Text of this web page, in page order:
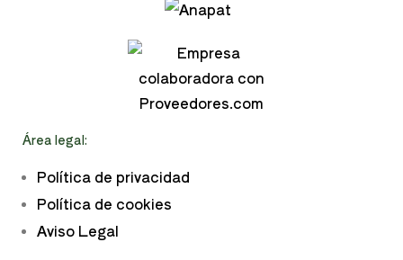
Área legal:
Política de privacidad
Política de cookies
Aviso Legal